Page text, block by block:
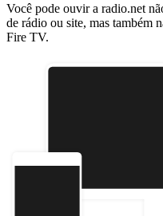
Você pode ouvir a radio.net
de rádio ou site, mas
Fire TV.